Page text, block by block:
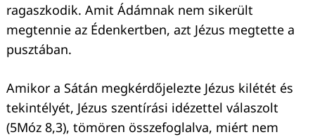
ragaszkodik. Amit Ádámnak nem sikerült
megtennie az Édenkertben, azt Jézus megtette a
pusztában.
Amikor a Sátán megkérdőjelezte Jézus kilétét és
tekintélyét, Jézus szentírási idézettel válaszolt
(5Móz 8,3), tömören összefoglalva, miért nem